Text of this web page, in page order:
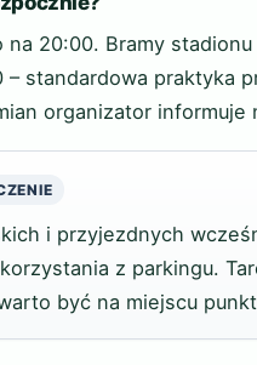
na 20:00. Bramy
standardowa praktyka
organizator
i przyjezdnych
z parkingu.
być na miejscu